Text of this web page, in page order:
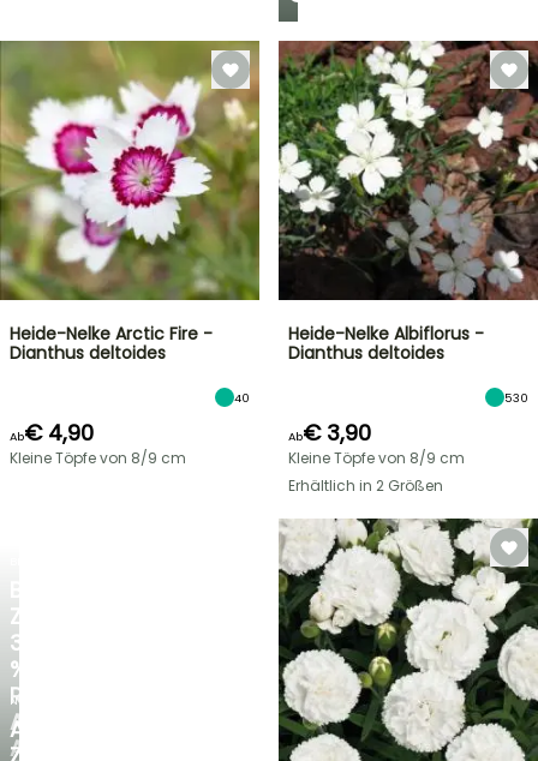
ZU
30
%
RABATT
AUF
AUSGEWÄHLTE
NEU
AGAPANTHUS
Heide-Nelke Arctic Fire -
Dianthus deltoides
40
Ab€ 4,90
Kleine Töpfe von 8/9 cm
Heide-Nelke Albiflorus -
Dianthus deltoides
530
Ab€ 3,90
Kleine Töpfe von 8/9 cm
Erhältlich in 2 Größen